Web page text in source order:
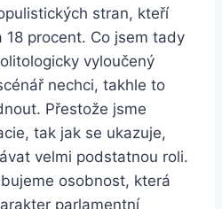
stran, kteří
procent. Co jsem tady
vyloučený
nechci, takhle to
Přestože jsme
tak jak se ukazuje,
velmi podstatnou roli.
osobnost, která
parlamentní